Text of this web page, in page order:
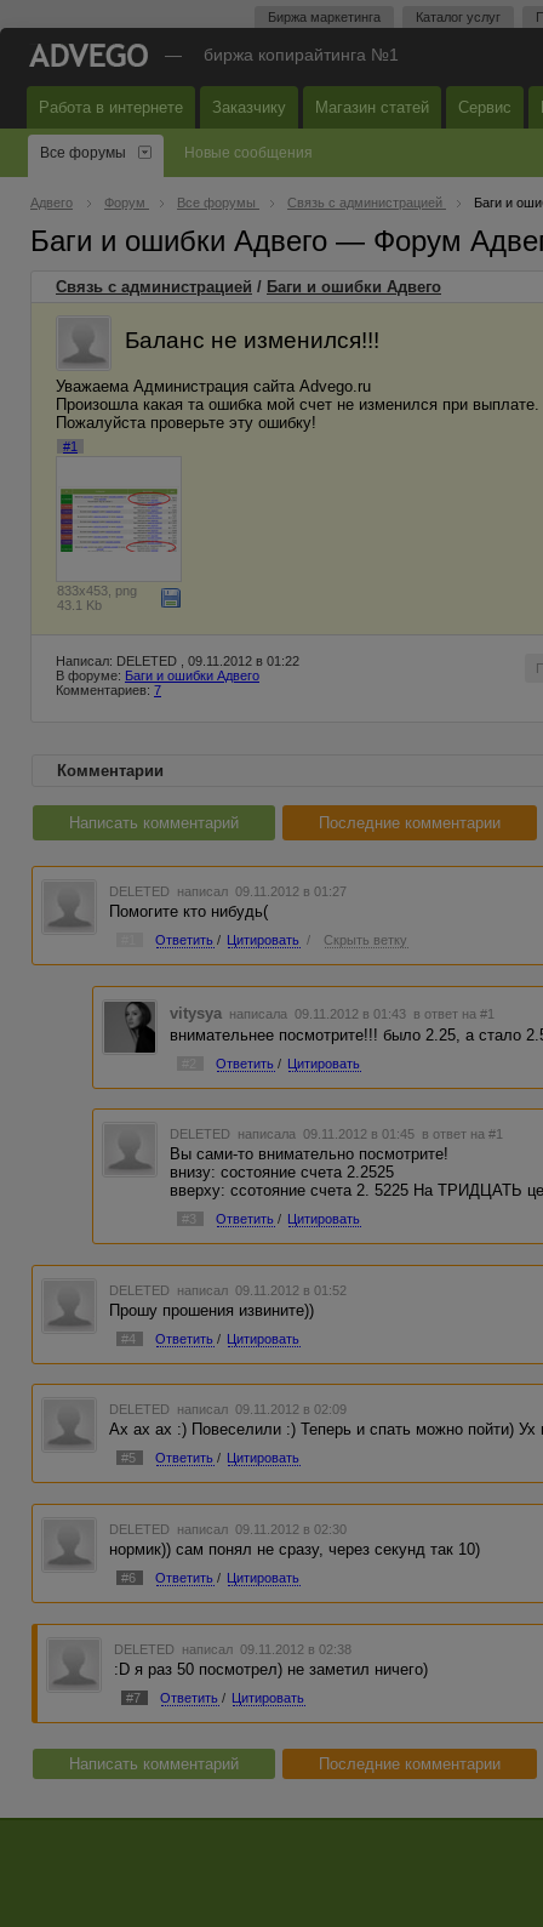
Биржа маркетинга Каталог услуг
— биржа копирайтинга №1
Работа в интернете Заказчику Магазин статей Сервис
Все форумы Новые сообщения
Адвего Форум Все форумы Связь с администрацией Баги и
Баги и ошибки Адвего — Форум
Связь с администрацией / Баги и ошибки Адвего
Баланс не изменился!!!
Уважаема Администрация сайта Advego.ru
Произошла какая та ошибка мой счет не изменился при выплате.
Пожалуйста проверьте эту ошибку!
#1
833x453, png
43.1 Kb
Написал: DELETED , 09.11.2012 в 01:22
В форуме: Баги и ошибки Адвего
Комментариев: 7
Комментарии
Написать комментарий Последние комментарии
DELETED написал 09.11.2012 в 01:27
Помогите кто нибудь(
Ответить / Цитировать / Скрыть ветку
vitysya написала 09.11.2012 в 01:43 в ответ на #1
внимательнее посмотрите!!! было 2.25, а стало
Ответить / Цитировать
DELETED написала 09.11.2012 в 01:45 в ответ на #1
Вы сами-то внимательно посмотрите!
внизу: состояние счета 2.2525
вверху: ссотояние счета 2. 5225 На ТРИДЦАТЬ
#3 Ответить / Цитировать
DELETED написал 09.11.2012 в 01:52
Прошу прошения извините))
#4 Ответить / Цитировать
DELETED написал 09.11.2012 в 02:09
Ах ах ах :) Повеселили :) Теперь и спать можно пойти)
#5 Ответить / Цитировать
DELETED написал 09.11.2012 в 02:30
нормик)) сам понял не сразу, через секунд так 10)
#6 Ответить / Цитировать
DELETED написал 09.11.2012 в 02:38
:D я раз 50 посмотрел) не заметил ничего)
#7 Ответить / Цитировать
Написать комментарий Последние комментарии